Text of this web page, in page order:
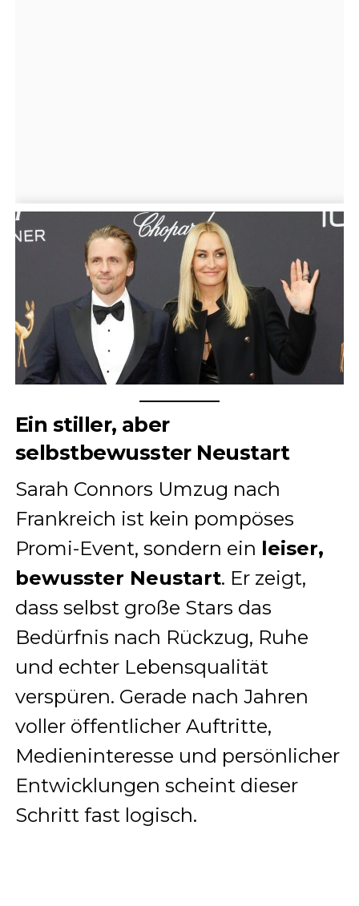
Ein stiller, aber
selbstbewusster Neustart
Sarah Connors Umzug nach
Frankreich ist kein pompöses
Promi-Event, sondern ein leiser,
bewusster Neustart. Er zeigt,
dass selbst große Stars das
Bedürfnis nach Rückzug, Ruhe
und echter Lebensqualität
verspüren. Gerade nach Jahren
voller öffentlicher Auftritte,
Medieninteresse und persönlicher
Entwicklungen scheint dieser
Schritt fast logisch.